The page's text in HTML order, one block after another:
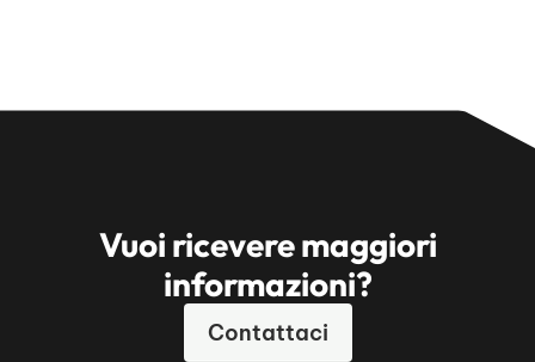
Vuoi ricevere maggiori
informazioni?
Contattaci